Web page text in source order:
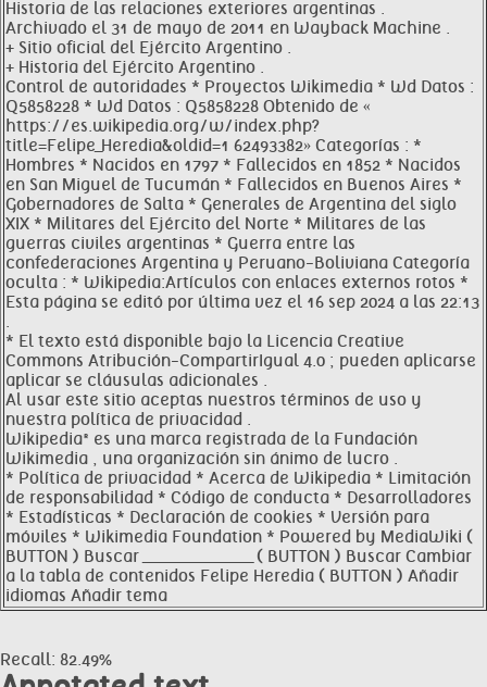
Historia de las relaciones exteriores argentinas .
Archivado el 31 de mayo de 2011 en Wayback Machine .
+ Sitio oficial del Ejército Argentino .
+ Historia del Ejército Argentino .
Control de autoridades * Proyectos Wikimedia * Wd Datos :
Q5858228 * Wd Datos : Q5858228 Obtenido de «
https://es.wikipedia.org/w/index.php?
title=Felipe_Heredia&oldid=1 62493382» Categorías : *
Hombres * Nacidos en 1797 * Fallecidos en 1852 * Nacidos
en San Miguel de Tucumán * Fallecidos en Buenos Aires *
Gobernadores de Salta * Generales de Argentina del siglo
XIX * Militares del Ejército del Norte * Militares de las
guerras civiles argentinas * Guerra entre las
confederaciones Argentina y Peruano-Boliviana Categoría
oculta : * Wikipedia:Artículos con enlaces externos rotos *
Esta página se editó por última vez el 16 sep 2024 a las 22:13
.
* El texto está disponible bajo la Licencia Creative
Commons Atribución-CompartirIgual 4.0 ; pueden aplicarse
aplicar se cláusulas adicionales .
Al usar este sitio aceptas nuestros términos de uso y
nuestra política de privacidad .
Wikipedia® es una marca registrada de la Fundación
Wikimedia , una organización sin ánimo de lucro .
* Política de privacidad * Acerca de Wikipedia * Limitación
de responsabilidad * Código de conducta * Desarrolladores
* Estadísticas * Declaración de cookies * Versión para
móviles * Wikimedia Foundation * Powered by MediaWiki (
BUTTON ) Buscar ____________________ ( BUTTON ) Buscar Cambiar
a la tabla de contenidos Felipe Heredia ( BUTTON ) Añadir
idiomas Añadir tema
Recall: 82.49%